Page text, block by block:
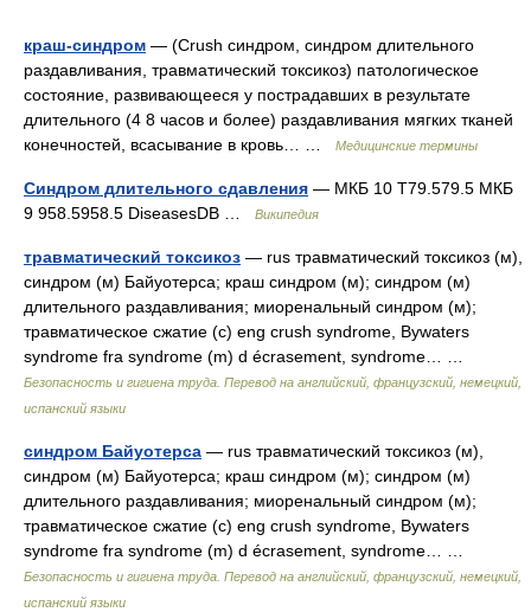
краш-синдром — (Crush синдром, синдром длительного
раздавливания, травматический токсикоз) патологическое
состояние, развивающееся у пострадавших в результате
длительного (4 8 часов и более) раздавливания мягких тканей
конечностей, всасывание в кровь… …
Медицинские термины
Синдром длительного сдавления — МКБ 10 T79.579.5 МКБ
9 958.5958.5 DiseasesDB …
Википедия
травматический токсикоз — rus травматический токсикоз (м),
синдром (м) Байуотерса; краш синдром (м); синдром (м)
длительного раздавливания; миоренальный синдром (м);
травматическое сжатие (с) eng crush syndrome, Bywaters
syndrome fra syndrome (m) d écrasement, syndrome… …
Безопасность и гигиена труда. Перевод на английский, французский, немецкий,
испанский языки
синдром Байуотерса — rus травматический токсикоз (м),
синдром (м) Байуотерса; краш синдром (м); синдром (м)
длительного раздавливания; миоренальный синдром (м);
травматическое сжатие (с) eng crush syndrome, Bywaters
syndrome fra syndrome (m) d écrasement, syndrome… …
Безопасность и гигиена труда. Перевод на английский, французский, немецкий,
испанский языки